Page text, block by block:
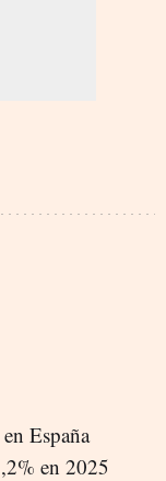
España
en 2025